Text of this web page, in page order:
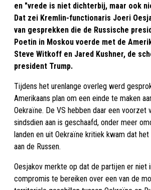
en "vrede is niet dichterbij, maar ook
Dat zei Kremlin-functionaris Joeri
van gesprekken die de Russische
Poetin in Moskou voerde met de
Steve Witkoff en Jared Kushner, de
president Trump.
Tijdens het urenlange overleg werd
Amerikaans plan om een einde te maken
Oekraïne. De VS hebben daar een voorzet
sindsdien aan is geschaafd, onder meer
landen en uit Oekraïne kritiek kwam dat
aan de Russen.
Oesjakov merkte op dat de partijen er niet
compromis te bereiken over een van de